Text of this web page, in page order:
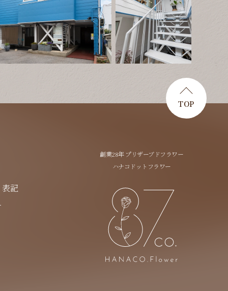
TOP
記
創業28年 プリザーブドフラワー
ハナコドットフラワー